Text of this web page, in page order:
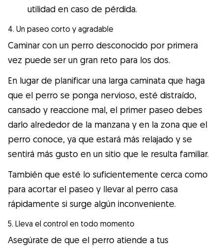
utilidad en caso de pérdida.
4. Un paseo corto y agradable
Caminar con un perro desconocido por primera
vez puede ser un gran reto para los dos.
En lugar de planificar una larga caminata que haga
que el perro se ponga nervioso, esté distraído,
cansado y reaccione mal, el primer paseo debes
darlo alrededor de la manzana y en la zona que el
perro conoce, ya que estará más relajado y se
sentirá más gusto en un sitio que le resulta familiar.
También que esté lo suficientemente cerca como
para acortar el paseo y llevar al perro casa
rápidamente si surge algún inconveniente.
5. Lleva el control en todo momento
Asegúrate de que el perro atiende a tus